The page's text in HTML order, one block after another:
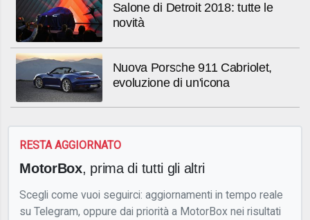
Salone di Detroit 2018: tutte le
novità
Nuova Porsche 911 Cabriolet,
evoluzione di un'icona
RESTA AGGIORNATO
MotorBox, prima di tutti gli altri
Scegli come vuoi seguirci: aggiornamenti in tempo reale
su Telegram, oppure dai priorità a MotorBox nei risultati